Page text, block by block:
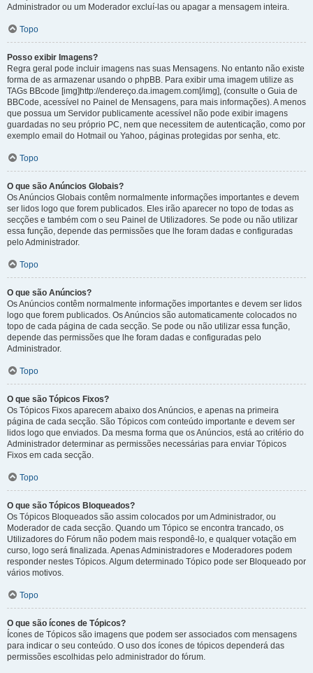
Administrador ou um Moderador excluí-las ou apagar a mensagem inteira.
Topo
Posso exibir Imagens?
Regra geral pode incluir imagens nas suas Mensagens. No entanto não existe
forma de as armazenar usando o phpBB. Para exibir uma imagem utilize as
TAGs BBcode [img]http://endereço.da.imagem.com[/img], (consulte o Guia de
BBCode, acessível no Painel de Mensagens, para mais informações). A menos
que possua um Servidor publicamente acessível não pode exibir imagens
guardadas no seu próprio PC, nem que necessitem de autenticação, como por
exemplo email do Hotmail ou Yahoo, páginas protegidas por senha, etc.
Topo
O que são Anúncios Globais?
Os Anúncios Globais contêm normalmente informações importantes e devem
ser lidos logo que forem publicados. Eles irão aparecer no topo de todas as
secções e também com o seu Painel de Utilizadores. Se pode ou não utilizar
essa função, depende das permissões que lhe foram dadas e configuradas
pelo Administrador.
Topo
O que são Anúncios?
Os Anúncios contêm normalmente informações importantes e devem ser lidos
logo que forem publicados. Os Anúncios são automaticamente colocados no
topo de cada página de cada secção. Se pode ou não utilizar essa função,
depende das permissões que lhe foram dadas e configuradas pelo
Administrador.
Topo
O que são Tópicos Fixos?
Os Tópicos Fixos aparecem abaixo dos Anúncios, e apenas na primeira
página de cada secção. São Tópicos com conteúdo importante e devem ser
lidos logo que enviados. Da mesma forma que os Anúncios, está ao critério do
Administrador determinar as permissões necessárias para enviar Tópicos
Fixos em cada secção.
Topo
O que são Tópicos Bloqueados?
Os Tópicos Bloqueados são assim colocados por um Administrador, ou
Moderador de cada secção. Quando um Tópico se encontra trancado, os
Utilizadores do Fórum não podem mais respondê-lo, e qualquer votação em
curso, logo será finalizada. Apenas Administradores e Moderadores podem
responder nestes Tópicos. Algum determinado Tópico pode ser Bloqueado por
vários motivos.
Topo
O que são ícones de Tópicos?
Ícones de Tópicos são imagens que podem ser associados com mensagens
para indicar o seu conteúdo. O uso dos ícones de tópicos dependerá das
permissões escolhidas pelo administrador do fórum.